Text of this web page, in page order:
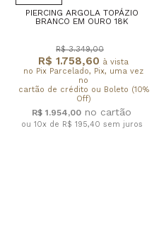
PIERCING ARGOLA TOPÁZIO
BRANCO EM OURO 18K
R$ 1.758,60 à vista
no Pix Parcelado, Pix, uma vez
no
cartão de crédito ou Boleto (10%
Off)
R$ 3.349,00
R$ 1.954,00
ou 10x de R$ 195,40 sem juros